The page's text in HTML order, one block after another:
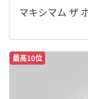
マキシマム ザ
最高10位